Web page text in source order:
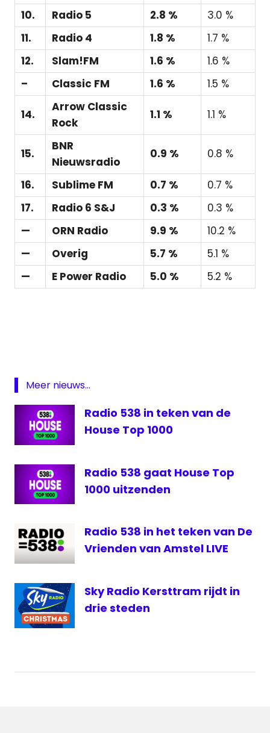
10.
Radio 5 2.8 %
3.0 %
11.
Radio 4 1.8 %
1.7 %
12.
Slam!FM 1.6 %
1.6 %
–
Classic FM 1.6 % 1.5 %
14.
Arrow Classic
Rock
1.1 % 1.1 %
15.
BNR
Nieuwsradio
0.9 % 0.8 %
16. Sublime FM 0.7 %
0.7 %
17.
Radio 6 S&J 0.3 %
0.3 %
—
ORN Radio 9.9 %
10.2 %
—
Overig 5.7 %
5.1 %
—
E Power Radio 5.0 % 5.2 %
meting
omroep
Radio
Radio
Meer nieuws...
Radio 538 in teken van de
House Top 1000
Radio 538 gaat House Top
1000 uitzenden
Radio 538 in het teken van De
Vrienden van Amstel LIVE
Sky Radio Kersttram rijdt in
drie steden